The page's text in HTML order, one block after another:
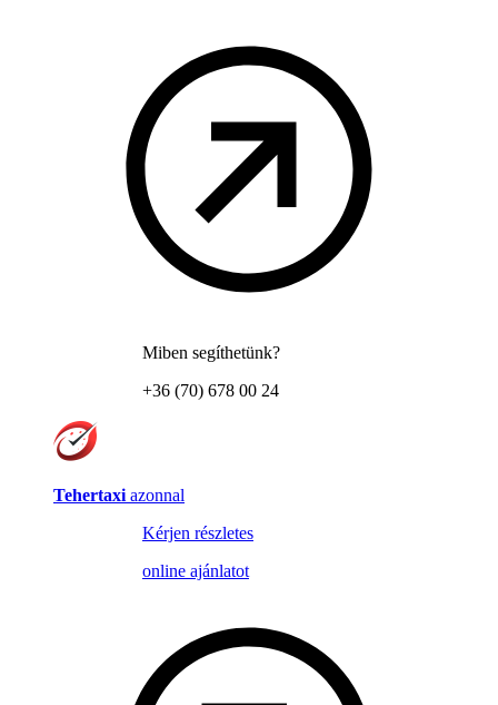
Miben segíthetünk?
+36 (70) 678 00 24
Tehertaxi azonnal
Kérjen részletes
online ajánlatot